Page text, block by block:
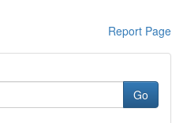
Report Page
Go